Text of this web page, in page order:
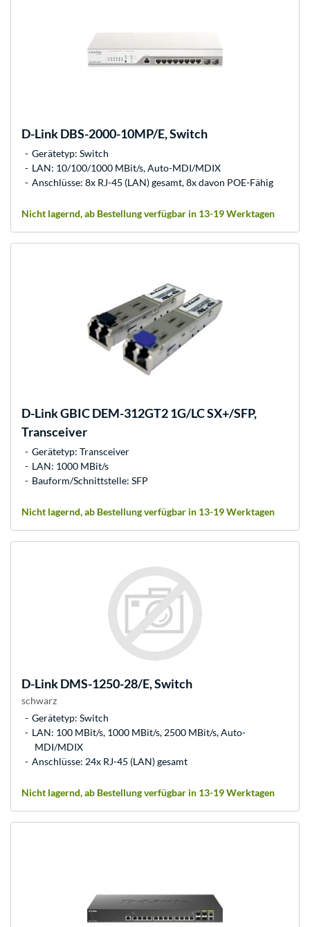
D-LinkDBS-2000-10MP/E, Switch
Gerätetyp: Switch
LAN: 10/100/1000 MBit/s, Auto-MDI/MDIX
Anschlüsse: 8x RJ-45 (LAN) gesamt, 8x davon POE-Fähig
Nicht lagernd, ab Bestellung verfügbar in 13-19 Werktagen
D-LinkGBIC DEM-312GT2 1G/LC SX+/SFP,
Transceiver
Gerätetyp: Transceiver
LAN: 1000 MBit/s
Bauform/Schnittstelle: SFP
Nicht lagernd, ab Bestellung verfügbar in 13-19 Werktagen
D-LinkDMS-1250-28/E, Switch
schwarz
Gerätetyp: Switch
LAN: 100 MBit/s, 1000 MBit/s, 2500 MBit/s, Auto-
MDI/MDIX
Anschlüsse: 24x RJ-45 (LAN) gesamt
Nicht lagernd, ab Bestellung verfügbar in 13-19 Werktagen